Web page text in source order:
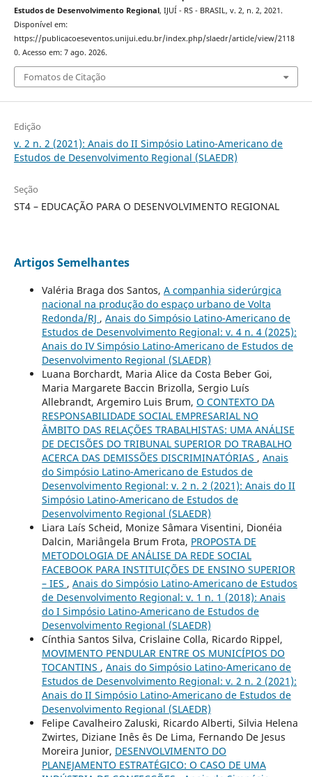
Estudos de Desenvolvimento Regional, IJUÍ - RS - BRASIL, v. 2, n. 2, 2021.
Disponível em:
https://publicacoeseventos.unijui.edu.br/index.php/slaedr/article/view/2118
0. Acesso em: 7 ago. 2026.
Fomatos de Citação
Edição
v. 2 n. 2 (2021): Anais do II Simpósio Latino-Americano de
Estudos de Desenvolvimento Regional (SLAEDR)
Seção
ST4 – EDUCAÇÃO PARA O DESENVOLVIMENTO REGIONAL
Artigos Semelhantes
Valéria Braga dos Santos, A companhia siderúrgica
nacional na produção do espaço urbano de Volta
Redonda/RJ , Anais do Simpósio Latino-Americano de
Estudos de Desenvolvimento Regional: v. 4 n. 4 (2025):
Anais do IV Simpósio Latino-Americano de Estudos de
Desenvolvimento Regional (SLAEDR)
Luana Borchardt, Maria Alice da Costa Beber Goi,
Maria Margarete Baccin Brizolla, Sergio Luís
Allebrandt, Argemiro Luis Brum, O CONTEXTO DA
RESPONSABILIDADE SOCIAL EMPRESARIAL NO
ÂMBITO DAS RELAÇÕES TRABALHISTAS: UMA ANÁLISE
DE DECISÕES DO TRIBUNAL SUPERIOR DO TRABALHO
ACERCA DAS DEMISSÕES DISCRIMINATÓRIAS , Anais
do Simpósio Latino-Americano de Estudos de
Desenvolvimento Regional: v. 2 n. 2 (2021): Anais do II
Simpósio Latino-Americano de Estudos de
Desenvolvimento Regional (SLAEDR)
Liara Laís Scheid, Monize Sâmara Visentini, Dionéia
Dalcin, Mariângela Brum Frota, PROPOSTA DE
METODOLOGIA DE ANÁLISE DA REDE SOCIAL
FACEBOOK PARA INSTITUIÇÕES DE ENSINO SUPERIOR
– IES , Anais do Simpósio Latino-Americano de Estudos
de Desenvolvimento Regional: v. 1 n. 1 (2018): Anais
do I Simpósio Latino-Americano de Estudos de
Desenvolvimento Regional (SLAEDR)
Cínthia Santos Silva, Crislaine Colla, Ricardo Rippel,
MOVIMENTO PENDULAR ENTRE OS MUNICÍPIOS DO
TOCANTINS , Anais do Simpósio Latino-Americano de
Estudos de Desenvolvimento Regional: v. 2 n. 2 (2021):
Anais do II Simpósio Latino-Americano de Estudos de
Desenvolvimento Regional (SLAEDR)
Felipe Cavalheiro Zaluski, Ricardo Alberti, Silvia Helena
Zwirtes, Diziane Inês ês De Lima, Fernando De Jesus
Moreira Junior, DESENVOLVIMENTO DO
PLANEJAMENTO ESTRATÉGICO: O CASO DE UMA